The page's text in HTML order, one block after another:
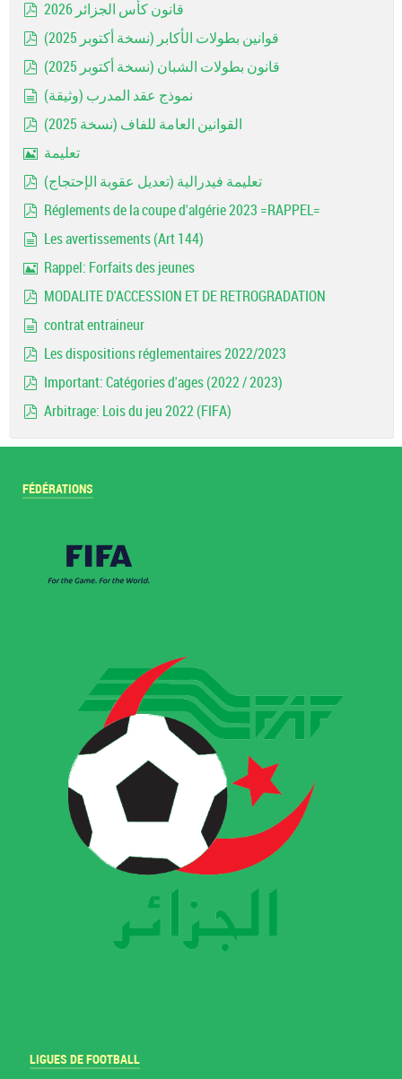
قانون كأس الجزائر 2026
قوانين بطولات الأكابر (نسخة أكتوبر 2025)
قانون بطولات الشبان (نسخة أكتوبر 2025)
نموذج عقد المدرب (وثيقة)
القوانين العامة للفاف (نسخة 2025)
تعليمة
تعليمة فيدرالية (تعديل عقوبة الإحتجاج)
Réglements de la coupe d'algérie 2023 =RAPPEL=
Les avertissements (Art 144)
Rappel: Forfaits des jeunes
MODALITE D'ACCESSION ET DE RETROGRADATION
contrat entraineur
Les dispositions réglementaires 2022/2023
Important: Catégories d'ages (2022 / 2023)
Arbitrage: Lois du jeu 2022 (FIFA)
FÉDÉRATIONS
LIGUES DE FOOTBALL